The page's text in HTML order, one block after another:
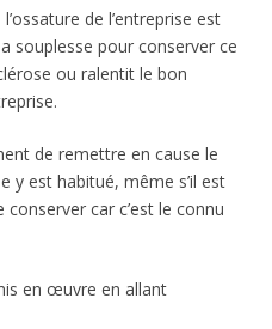
de l’entreprise est
souplesse pour conserver ce
ou ralentit le bon
de remettre en cause le
y est habitué, même s’il est
car c’est le connu
en œuvre en allant